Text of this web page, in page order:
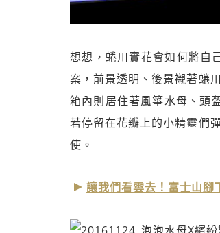
想想，蜷川實花會如何將自
案，前景透明、後景襯著蜷
箱內則居住著風箏水母、頭
若停留在花瓣上的小精靈們
使。
讓我們看雲去！富士山腳